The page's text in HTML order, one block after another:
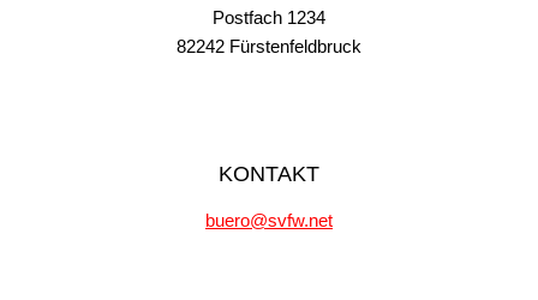
Postfach 1234
82242 Fürstenfeldbruck
KONTAKT
buero@svfw.net